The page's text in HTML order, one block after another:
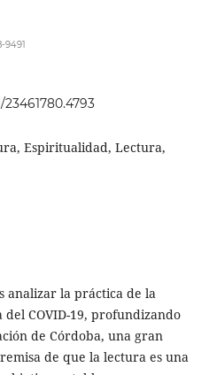
Espiritualidad, Lectura,
analizar la práctica de la
COVID-19, profundizando
de Córdoba, una gran
de que la lectura es una